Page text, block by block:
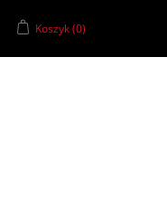
Koszyk(0)